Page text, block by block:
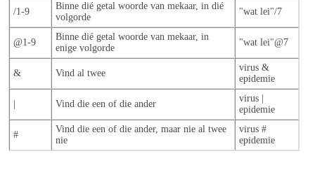
/1-9
Binne dié getal woorde van mekaar, in dié
volgorde
"wat lei"/7
@1-9
Binne dié getal woorde van mekaar, in
enige volgorde
"wat lei"@7
& Vind al twee
virus &
epidemie
Vind die een of die ander
virus |
epidemie
#
Vind die een of die ander, maar nie al twee
nie
virus #
epidemie